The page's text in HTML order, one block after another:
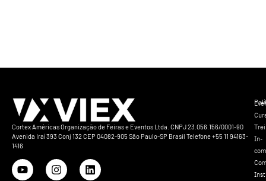
Cortex Américas Organização de Feiras e Eventos Ltda. CNPJ 23.056.156/0001-90
Avenida Iraí 393 Conj 132 CEP 04082-905 São Paulo-SP Brasil Telefone +55 11 94163-
1416
In-